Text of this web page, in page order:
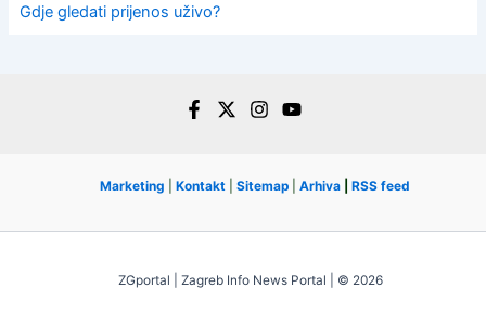
Gdje gledati prijenos uživo?
Marketing Kontakt Sitemap Arhiva RSS feed
ZGportal | Zagreb Info News Portal | © 2026